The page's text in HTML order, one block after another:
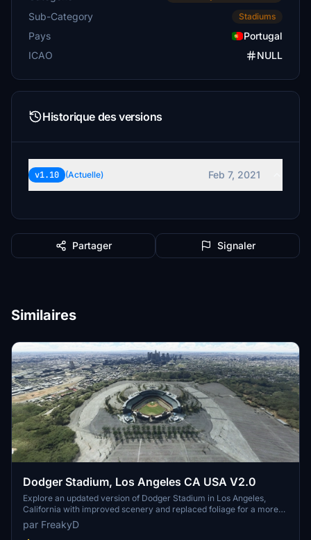
Sub-Category Stadiums
Pays
Portugal
ICAO
NULL
Historique des versions
v1.10 (Actuelle) Feb 7, 2021
Partager Signaler
Similaires
Dodger Stadium, Los Angeles CA USA V2.0
Explore an updated version of Dodger Stadium in Los Angeles,
California with improved scenery and replaced foliage for a more
immersive flying experience.
par FreakyD